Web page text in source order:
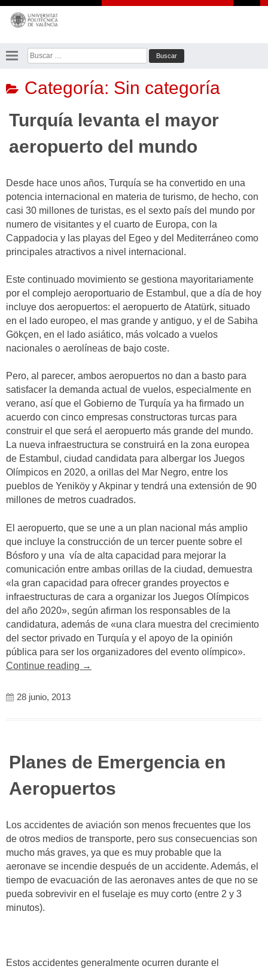
Saltar
contenido
Buscar:
Categoría: Sin categoría
Turquía levanta el mayor
aeropuerto del mundo
Desde hace unos años, Turquía se ha convertido en una
potencia internacional en materia de turismo, de hecho, con
casi 30 millones de turistas, es el sexto país del mundo por
numero de visitantes y el cuarto de Europa, con la
Cappadocia y las playas del Egeo y del Mediterráneo como
principales atractivos a nivel internacional.
Este continuado movimiento se gestiona mayoritariamente
por el complejo aeroportuario de Estambul, que a día de hoy
incluye dos aeropuertos: el aeropuerto de Atatürk, situado
en el lado europeo, el mas grande y antiguo, y el de Sabiha
Gökçen, en el lado asiático, más volcado a vuelos
nacionales o aerolíneas de bajo coste.
Pero, al parecer, ambos aeropuertos no dan a basto para
satisfacer la demanda actual de vuelos, especialmente en
verano, así que el Gobierno de Turquía ya ha firmado un
acuerdo con cinco empresas constructoras turcas para
construir el que será el aeropuerto más grande del mundo.
La nueva infraestructura se construirá en la zona europea
de Estambul, ciudad candidata para albergar los Juegos
Olímpicos en 2020, a orillas del Mar Negro, entre los
pueblos de Yeniköy y Akpinar y tendrá una extensión de 90
millones de metros cuadrados.
El aeropuerto, que se une a un plan nacional más amplio
que incluye la construcción de un tercer puente sobre el
Bósforo y una vía de alta capacidad para mejorar la
comunicación entre ambas orillas de la ciudad, demuestra
«la gran capacidad para ofrecer grandes proyectos e
infraestructuras de cara a organizar los Juegos Olímpicos
del año 2020», según afirman los responsables de la
candidatura, además de «una clara muestra del crecimiento
del sector privado en Turquía y el apoyo de la opinión
pública para ser los organizadores del evento olímpico».
Continue reading «Turquía
→
28 junio, 2013
Planes de Emergencia en
Aeropuertos
Los accidentes de aviación son menos frecuentes que los
de otros medios de transporte, pero sus consecuencias son
mucho más graves, ya que es muy probable que la
aeronave se incendie después de un accidente. Además, el
tiempo de evacuación de las aeronaves antes de que no se
pueda sobrevivir en el fuselaje es muy corto (entre 2 y 3
minutos).
Estos accidentes generalmente ocurren durante el